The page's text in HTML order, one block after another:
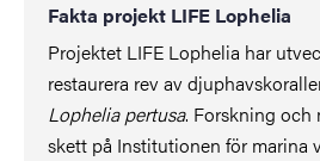
Fakta projekt LIFE Lophelia
Projektet LIFE Lophelia har
restaurera rev av
Lophelia pertusa. Forskning
skett på Institutionen för marina